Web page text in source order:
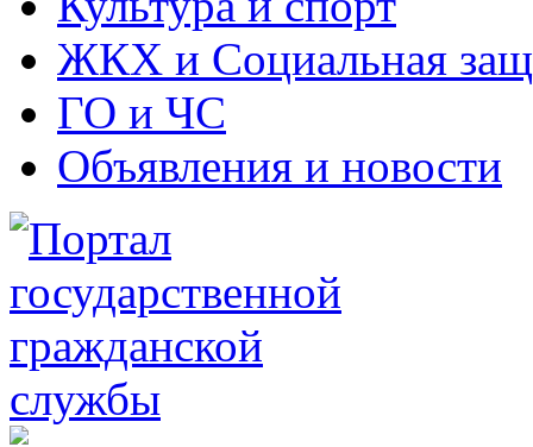
ЖКХ и Социальная
ГО и ЧС
Объявления и новости